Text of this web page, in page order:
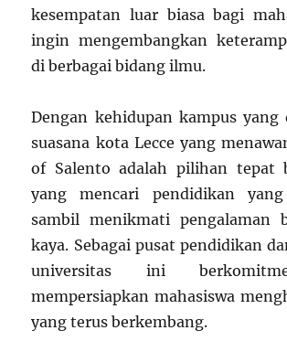
kesempatan luar biasa bagi
ingin mengembangkan
di berbagai bidang ilmu.
Dengan kehidupan kampus yang
suasana kota Lecce yang
of Salento adalah pilihan tepat
yang mencari pendidikan yang
sambil menikmati pengalaman
kaya. Sebagai pusat pendidikan
universitas ini
mempersiapkan mahasiswa
yang terus berkembang.